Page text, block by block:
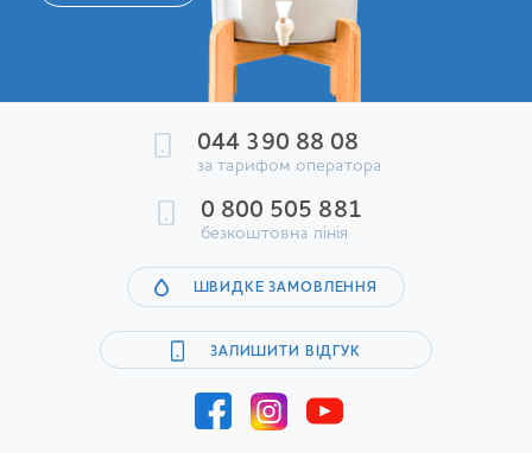
044 390 88 08
за тарифом оператора
0 800 505 881
безкоштовна лінія
ШВИДКЕ ЗАМОВЛЕННЯ
ЗАЛИШИТИ ВІДГУК